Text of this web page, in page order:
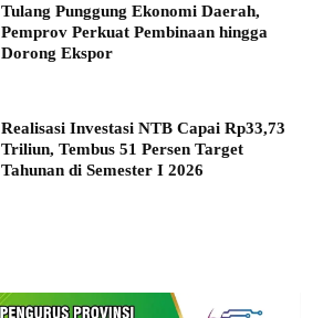
Tulang Punggung Ekonomi Daerah,
Pemprov Perkuat Pembinaan hingga
Dorong Ekspor
Realisasi Investasi NTB Capai Rp33,73
Triliun, Tembus 51 Persen Target
Tahunan di Semester I 2026